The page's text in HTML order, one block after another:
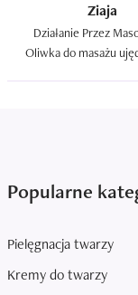
Ziaja
Działanie Przez
Popularne
Pielęgnacja twarzy
Kremy do twarzy